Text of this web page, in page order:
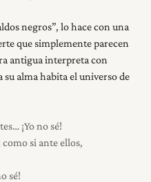
negros”, lo hace con una
que simplemente parecen
antigua interpreta con
alma habita el universo de
¡Yo no sé!
si ante ellos,
sé!